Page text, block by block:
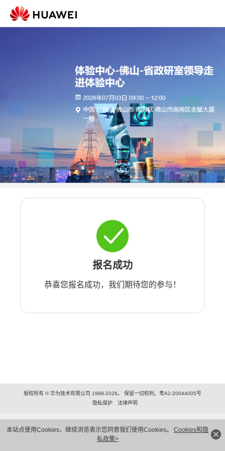
本站点使用Cookies，继续浏览表示您同意我们使用Cookies。 Cookies和隐
私政策>
报名成功
恭喜您报名成功，我们期待您的参与！
版权所有 © 华为技术有限公司 1998-2026。 保留一切权利。粤A2-20044005号
隐私保护
法律声明